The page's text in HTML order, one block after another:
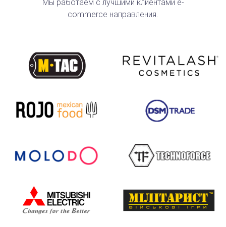
Мы работаем с лучшими клиентами e-
commerce направления.